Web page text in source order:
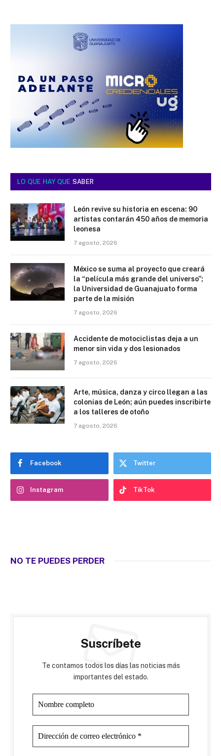
LO QUE HAY QUE SABER
León revive su historia en escena: 90
artistas contarán 450 años de memoria
leonesa
7 agosto, 2026
México se suma al proyecto que creará
la “película más grande del universo”;
la Universidad de Guanajuato forma
parte de la misión
7 agosto, 2026
Accidente de motociclistas deja a un
menor sin vida y dos lesionados
7 agosto, 2026
Arte, música, danza y circo llegan a las
colonias de León; aún puedes inscribirte
a los talleres de otoño
7 agosto, 2026
Facebook Twitter
Instagram TikTok
NO TE PUEDES PERDER
Suscríbete
Te contamos todos los días las noticias más
importantes del estado.